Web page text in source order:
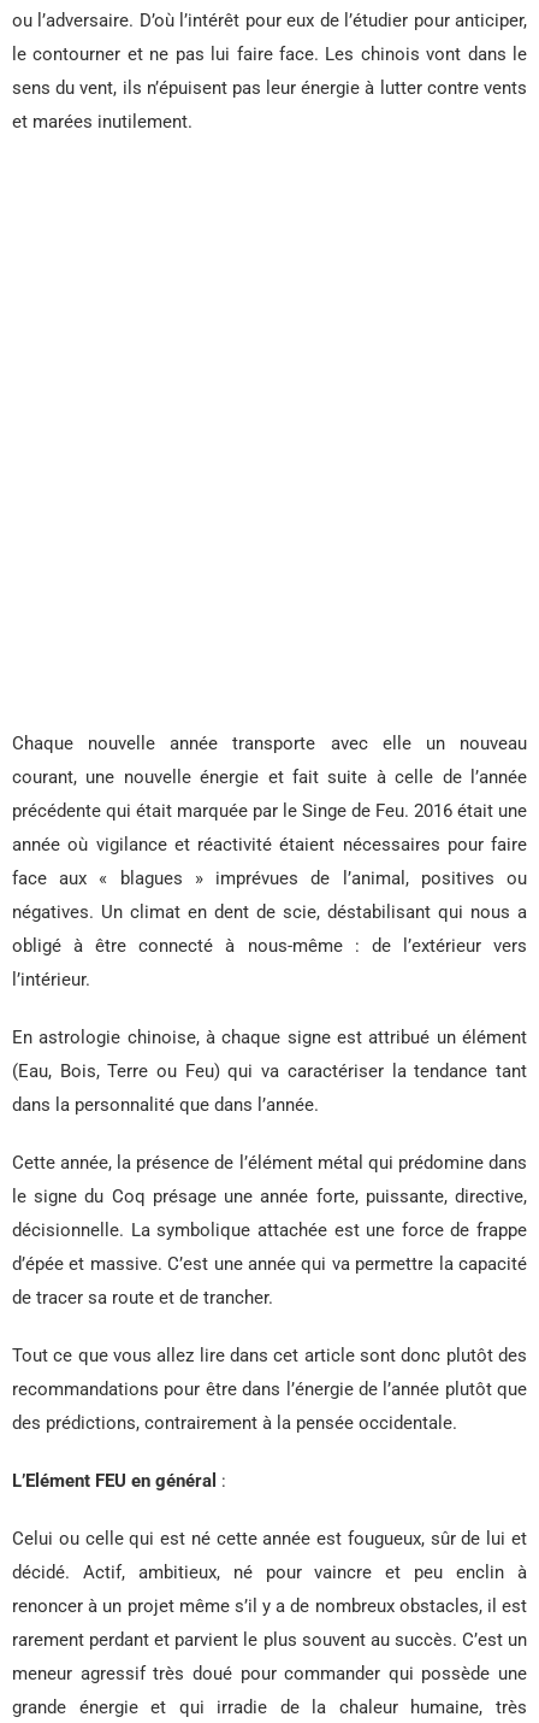
ou l’adversaire. D’où l’intérêt pour eux de l’étudier pour anticiper,
le contourner et ne pas lui faire face. Les chinois vont dans le
sens du vent, ils n’épuisent pas leur énergie à lutter contre vents
et marées inutilement.
Chaque nouvelle année transporte avec elle un nouveau
courant, une nouvelle énergie et fait suite à celle de l’année
précédente qui était marquée par le Singe de Feu. 2016 était une
année où vigilance et réactivité étaient nécessaires pour faire
face aux « blagues » imprévues de l’animal, positives ou
négatives. Un climat en dent de scie, déstabilisant qui nous a
obligé à être connecté à nous-même : de l’extérieur vers
l’intérieur.
En astrologie chinoise, à chaque signe est attribué un élément
(Eau, Bois, Terre ou Feu) qui va caractériser la tendance tant
dans la personnalité que dans l’année.
Cette année, la présence de l’élément métal qui prédomine dans
le signe du Coq présage une année forte, puissante, directive,
décisionnelle. La symbolique attachée est une force de frappe
d’épée et massive. C’est une année qui va permettre la capacité
de tracer sa route et de trancher.
Tout ce que vous allez lire dans cet article sont donc plutôt des
recommandations pour être dans l’énergie de l’année plutôt que
des prédictions, contrairement à la pensée occidentale.
L’Elément FEU en général :
Celui ou celle qui est né cette année est fougueux, sûr de lui et
décidé. Actif, ambitieux, né pour vaincre et peu enclin à
renoncer à un projet même s’il y a de nombreux obstacles, il est
rarement perdant et parvient le plus souvent au succès. C’est un
meneur agressif très doué pour commander qui possède une
grande énergie et qui irradie de la chaleur humaine, très